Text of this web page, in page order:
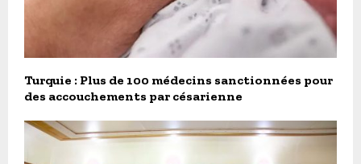
Turquie : Plus de 100 médecins sanctionnées pour
des accouchements par césarienne